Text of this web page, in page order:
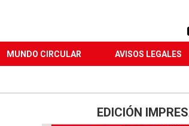
MUNDO CIRCULAR AVISOS LEGALES
EDICIÓN